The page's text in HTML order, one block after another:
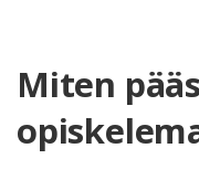
Miten